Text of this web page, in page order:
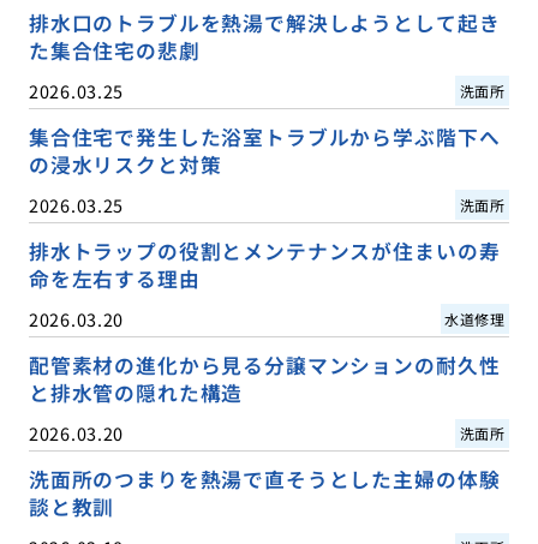
排水口のトラブルを熱湯で解決しようとして起き
た集合住宅の悲劇
2026.03.25 洗面所
集合住宅で発生した浴室トラブルから学ぶ階下へ
の浸水リスクと対策
2026.03.25 洗面所
排水トラップの役割とメンテナンスが住まいの寿
命を左右する理由
2026.03.20 水道修理
配管素材の進化から見る分譲マンションの耐久性
と排水管の隠れた構造
2026.03.20 洗面所
洗面所のつまりを熱湯で直そうとした主婦の体験
談と教訓